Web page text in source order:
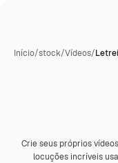
Início/stock/Vídeos/
Premium
Crie seus próprios
locuções incríveis